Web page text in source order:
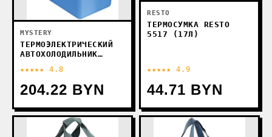
MYSTERY
ТЕРМОЭЛЕКТРИЧЕСКИЙ
АВТОХОЛОДИЛЬНИК
★★★★★ 4.8
204.22 BYN
RESTO
ТЕРМОСУМКА RESTO
5517 (17Л)
★★★★★ 4.9
44.71 BYN